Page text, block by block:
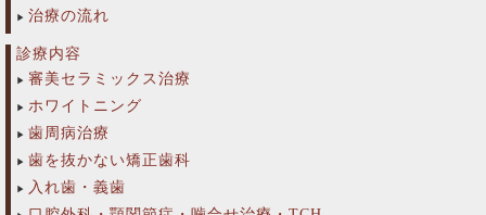
治療の流れ
診療内容
審美セラミックス治療
ホワイトニング
歯周病治療
歯を抜かない矯正歯科
入れ歯・義歯